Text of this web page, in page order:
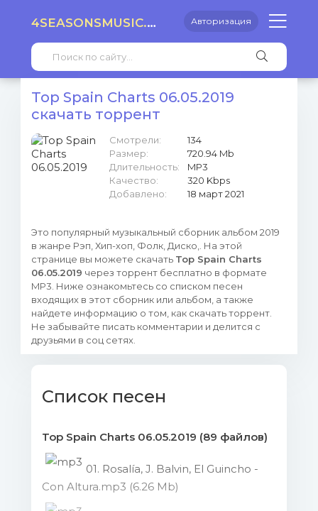
4SEASONSMUSIC.RU Авторизация
Top Spain Charts 06.05.2019
скачать торрент
Смотрели:
134
Размер:
720.94 Mb
Длительность:
MP3
Качество:
320 Kbps
Добавлено:
18 март 2021
Это популярный музыкальный сборник альбом 2019
в жанре Рэп, Хип-хоп, Фолк, Диско,. На этой
странице вы можете скачать Top Spain Charts
06.05.2019 через торрент бесплатно в формате
MP3. Ниже ознакомьтесь со списком песен
входящих в этот сборник или альбом, а также
найдете информацию о том, как скачать торрент.
Не забывайте писать комментарии и делится с
друзьями в соц сетях.
Список песен
Top Spain Charts 06.05.2019 (89 файлов)
01. Rosalía, J. Balvin, El Guincho -
Con Altura.mp3 (6.26 Mb)